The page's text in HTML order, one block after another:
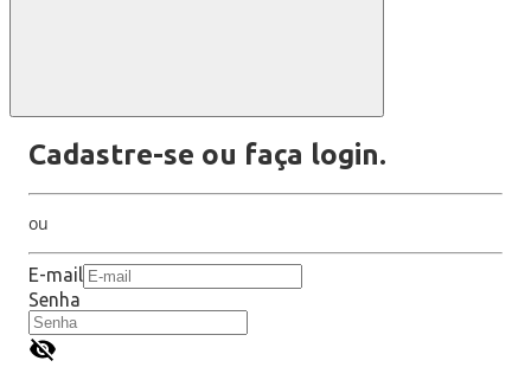
Cadastre-se ou faça login.
ou
E-mail
Senha